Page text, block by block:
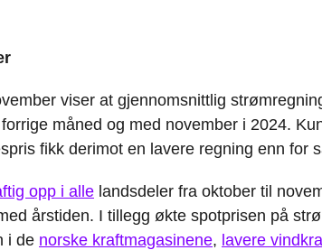
viser at gjennomsnittlig
måned og med november i 2024.
fikk derimot en lavere regning enn for
opp i alle landsdeler fra oktober til
årstiden. I tillegg økte spotprisen på
i de norske kraftmagasinene, lavere